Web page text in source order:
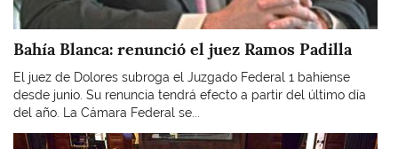
Bahía Blanca: renunció el juez Ramos Padilla
El juez de Dolores subroga el Juzgado Federal 1 bahiense
desde junio. Su renuncia tendrá efecto a partir del último día
del año. La Cámara Federal se...
Imagen